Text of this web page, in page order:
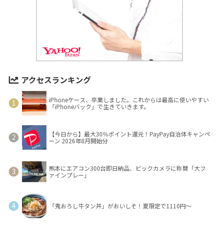
アクセスランキング
iPhoneケース、卒業しました。これからは最高に使いやすい
「iPhoneバック」で生きていきます。
【今日から】最大30％ポイント還元！PayPay自治体キャンペ
ーン 2026年8月開始分
熊本にエアコン300台即日納品、ビックカメラに称賛「大フ
ァインプレー」
「鬼おろし牛タン丼」がおいしそ！夏限定で1110円～